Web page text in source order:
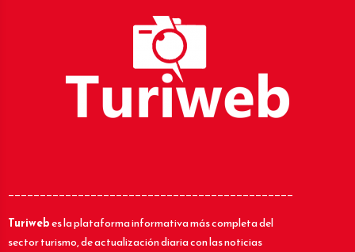
_____________________________________________
Turiwebes la plataforma informativa más completa del
sector turismo, de actualización diaria con las noticias